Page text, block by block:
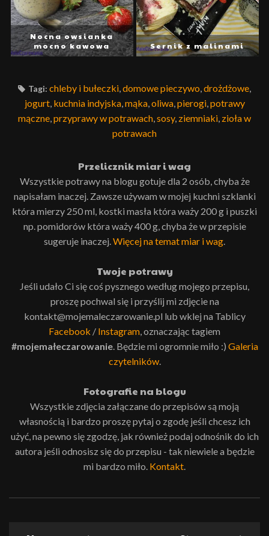
Nocna owsianka
mocno kawowa
Sernik z malinami
Tagi: chleby i bułeczki,domowe pieczywo,drożdżowe,
jogurt, kuchnia indyjska,mąka,oliwa,pierogi,potrawy
mączne,przyprawy w potrawach,sosy, ziemniaki, zioła w
potrawach
Przelicznik miar i wag
Wszystkie potrawy na blogu gotuje dla 2 osób, chyba że
napisałam inaczej. Zawsze używam w mojej kuchni szklanki
która mierzy 250 ml, kostki masła która waży 200 g i puszki
np. pomidorów która waży 400 g, chyba że w przepisie
sugeruje inaczej.Więcej na temat miar i wag.
Twoje potrawy
Jeśli udało Ci się coś pysznego według mojego przepisu,
proszę pochwal się i przyślij mi zdjęcie na
kontakt@mojemaleczarowanie.pl lub wklej na Tablicy
Facebook / Instagram, oznaczając tagiem
#mojemałeczarowanie. Będzie mi ogromnie miło :) Galeria
czytelników.
Fotografie na blogu
Wszystkie zdjęcia załączane do przepisów są moją
własnością i bardzo proszę pytaj o zgodę jeśli chcesz ich
użyć, na pewno się zgodzę, jak również podaj odnośnik do ich
autora jeśli odnosisz się do przepisu - tak niewiele a będzie
mi bardzo miło. Kontakt.